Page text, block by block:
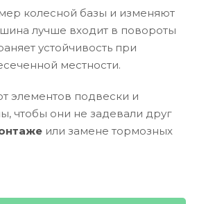
колесной базы и изменяют
лучше входит в повороты
устойчивость при
местности.
элементов подвески и
чтобы они не задевали друг
или замене тормозных